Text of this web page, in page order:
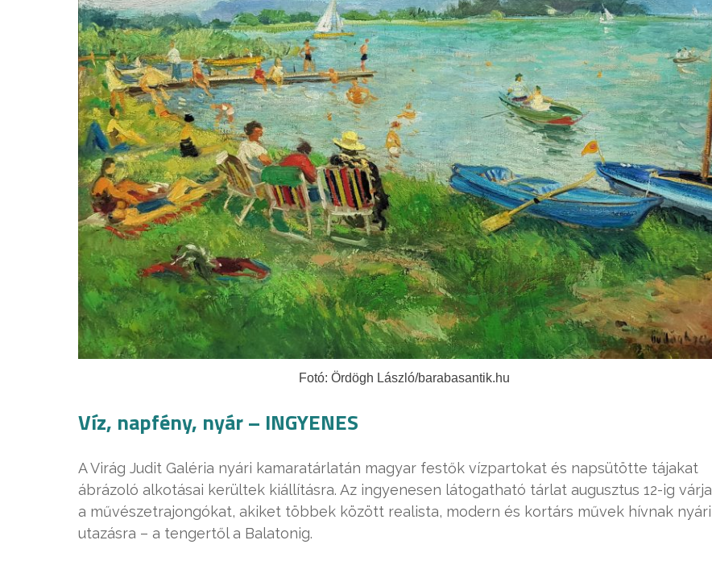
Fotó: Ördögh László/barabasantik.hu
Víz, napfény, nyár – INGYENES
A Virág Judit Galéria nyári kamaratárlatán magyar festők vízpartokat és napsütötte tájakat
ábrázoló alkotásai kerültek kiállításra. Az ingyenesen látogatható tárlat augusztus 12-ig várja
a művészetrajongókat, akiket többek között realista, modern és kortárs művek hívnak nyári
utazásra – a tengertől a Balatonig.